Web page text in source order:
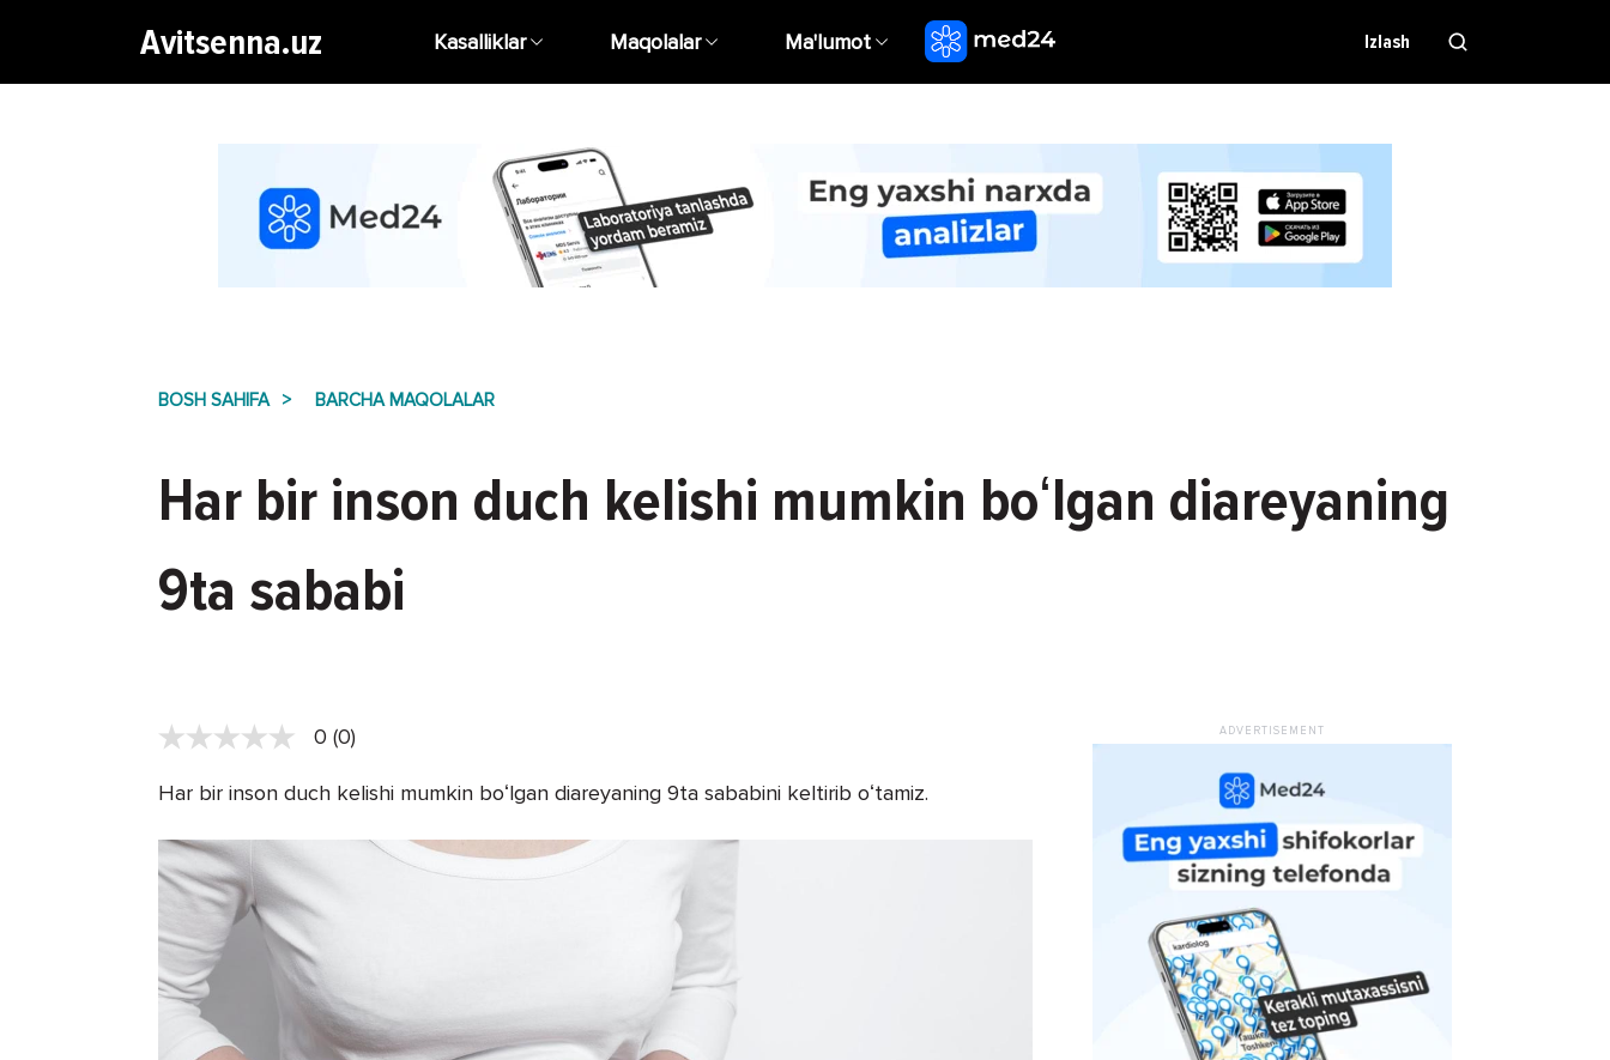
Avitsenna.uz Kasalliklar Maqolalar Ma'lumot Izlash
BOSH SAHIFA BARCHA MAQOLALAR
Har bir inson duch kelishi mumkin boʻlgan diareyaning
9ta sababi
0 (0)
Har bir inson duch kelishi mumkin boʻlgan diareyaning 9ta sababini keltirib oʻtamiz.